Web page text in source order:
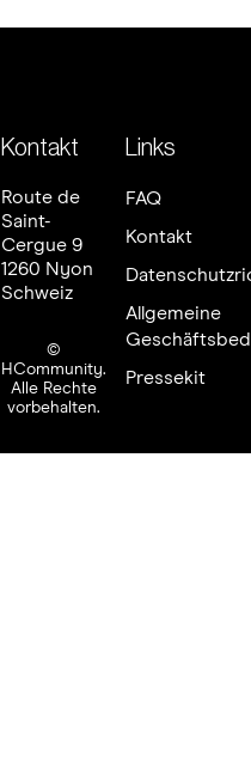
Kontakt
Route de
Saint-
Cergue 9
1260 Nyon
Schweiz
©
HCommunity.
Alle Rechte
vorbehalten.
Links
FAQ
Kontakt
Allgemeine
Pressekit